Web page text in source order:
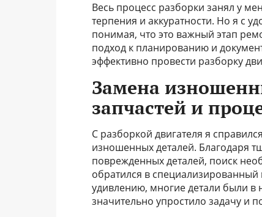
Весь процесс разборки занял у
терпения и аккуратности. Но я с
понимая, что это важный этап
подход к планированию и
эффективно провести разборку
Замена
запчастей и
С разборкой двигателя я
изношенных деталей. Благодаря
поврежденных деталей, поиск
обратился в
удивлению, многие детали были в
значительно упростило задачу и